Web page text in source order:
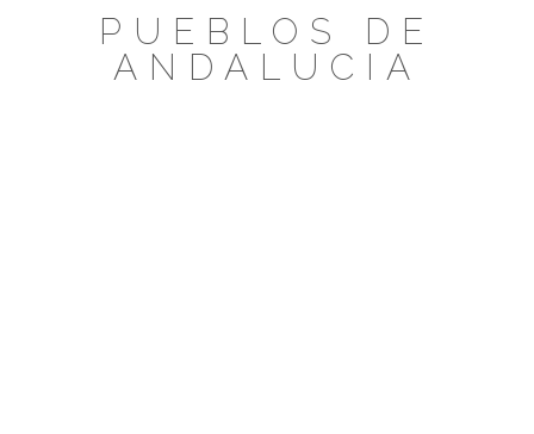
PUEBLOS DE
ANDALUCIA